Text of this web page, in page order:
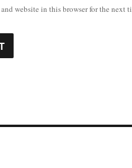
website in this browser for the next